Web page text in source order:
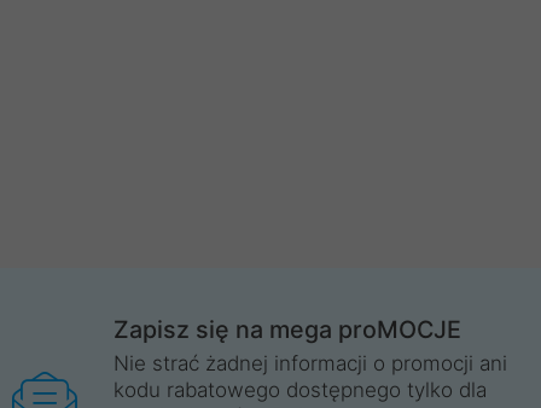
Zapisz się na mega proMOCJE
Nie strać żadnej informacji o promocji ani
kodu rabatowego dostępnego tylko dla